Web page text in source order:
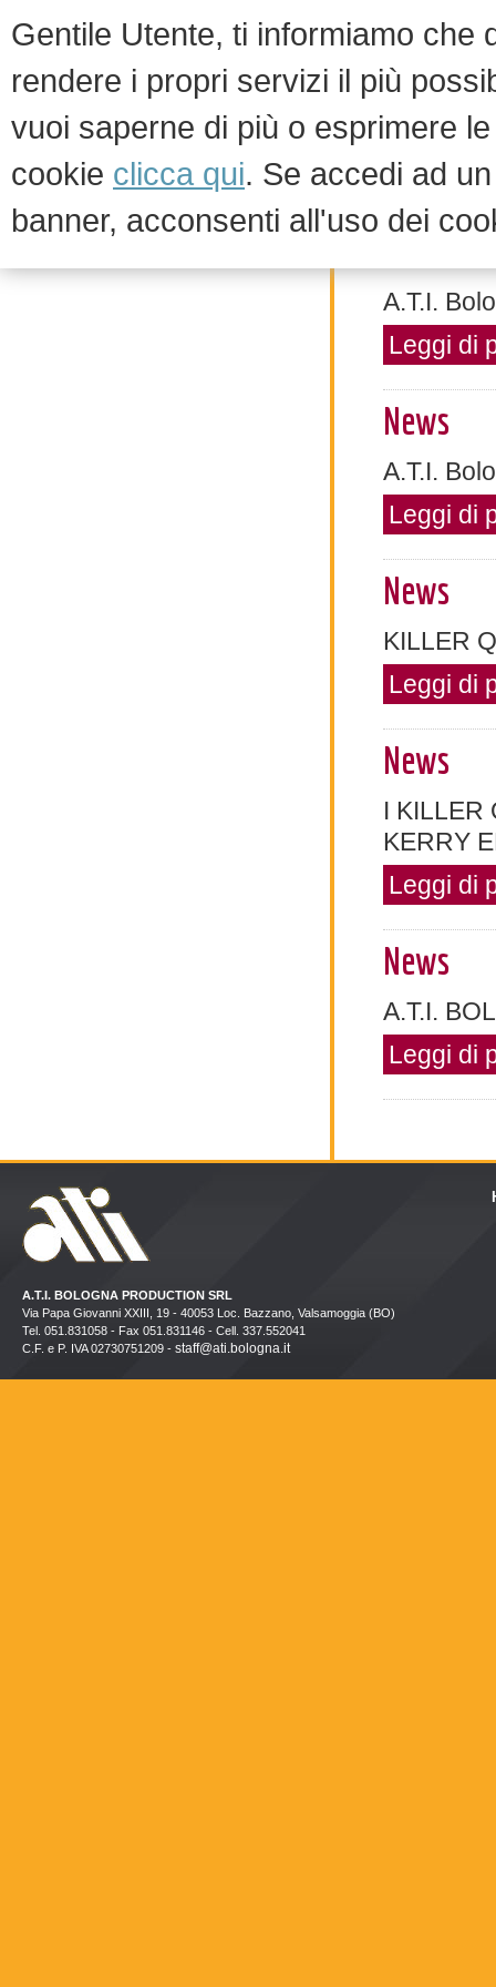
Gentile Utente, ti informiamo che
rendere i propri servizi il più
vuoi saperne di più o esprimere
cookie clicca qui. Se accedi ad
banner, acconsenti all'uso dei
News ed eventi
A.T.I.
Leggi di
News
A.T.I.
Leggi di
News
KILLER
Leggi di
News
I KILLER
KERRY
Leggi di
News
A.T.I.
Leggi di
A.T.I. BOLOGNA PRODUCTION SRL
Via Papa Giovanni XXIII, 19 - 40053 Loc. Bazzano, Valsamoggia (BO)
Tel. 051.831058 - Fax 051.831146 - Cell. 337.552041
C.F. e P. IVA 02730751209 - staff@ati.bologna.it